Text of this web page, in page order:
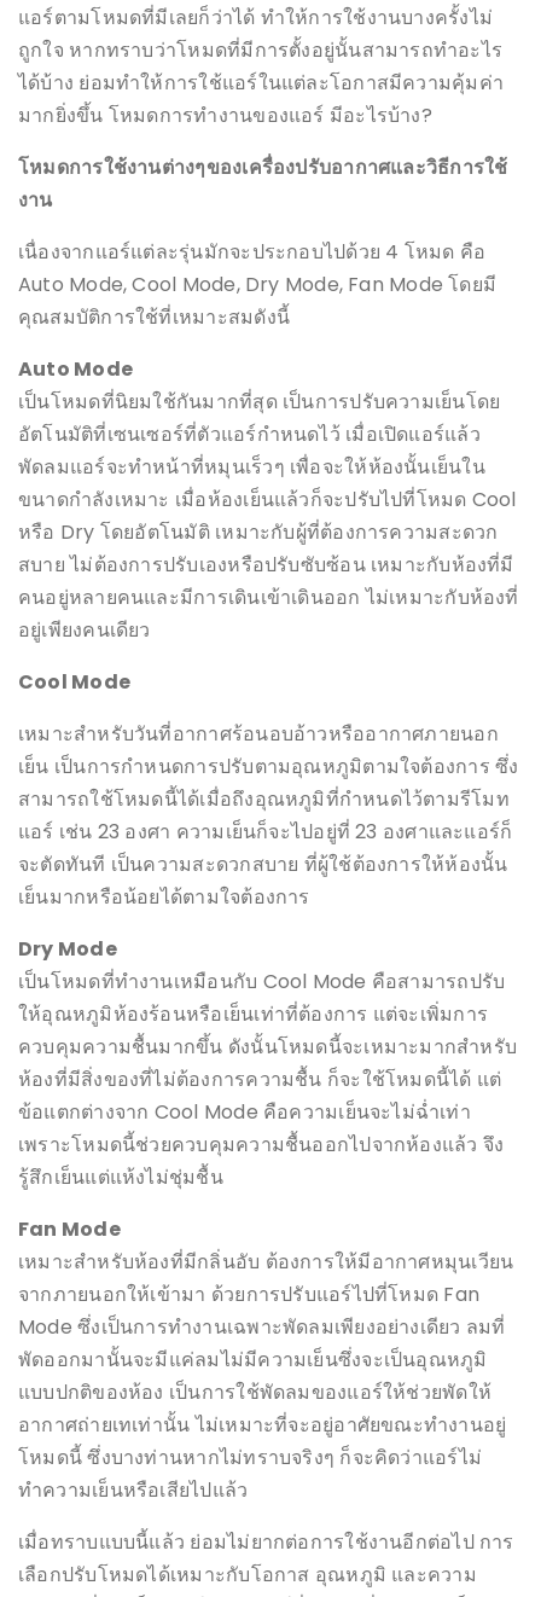
แอร์ตามโหมดที่มีเลยก็ว่าได้ ทำให้การใช้งานบางครั้งไม่
ถูกใจ หากทราบว่าโหมดที่มีการตั้งอยู่นั้นสามารถทำอะไร
ได้บ้าง ย่อมทำให้การใช้แอร์ในแต่ละโอกาสมีความคุ้มค่า
มากยิ่งขึ้น โหมดการทำงานของแอร์ มีอะไรบ้าง?
โหมดการใช้งานต่างๆของเครื่องปรับอากาศและวิธีการใช้
งาน
เนื่องจากแอร์แต่ละรุ่นมักจะประกอบไปด้วย 4 โหมด คือ
Auto Mode, Cool Mode, Dry Mode, Fan Mode โดยมี
คุณสมบัติการใช้ที่เหมาะสมดังนี้
Auto Mode
เป็นโหมดที่นิยมใช้กันมากที่สุด เป็นการปรับความเย็นโดย
อัตโนมัติที่เซนเซอร์ที่ตัวแอร์กำหนดไว้ เมื่อเปิดแอร์แล้ว
พัดลมแอร์จะทำหน้าที่หมุนเร็วๆ เพื่อจะให้ห้องนั้นเย็นใน
ขนาดกำลังเหมาะ เมื่อห้องเย็นแล้วก็จะปรับไปที่โหมด Cool
หรือ Dry โดยอัตโนมัติ เหมาะกับผู้ที่ต้องการความสะดวก
สบาย ไม่ต้องการปรับเองหรือปรับซับซ้อน เหมาะกับห้องที่มี
คนอยู่หลายคนและมีการเดินเข้าเดินออก ไม่เหมาะกับห้องที่
อยู่เพียงคนเดียว
Cool Mode
เหมาะสำหรับวันที่อากาศร้อนอบอ้าวหรืออากาศภายนอก
เย็น เป็นการกำหนดการปรับตามอุณหภูมิตามใจต้องการ ซึ่ง
สามารถใช้โหมดนี้ได้เมื่อถึงอุณหภูมิที่กำหนดไว้ตามรีโมท
แอร์ เช่น 23 องศา ความเย็นก็จะไปอยู่ที่ 23 องศาและแอร์ก็
จะตัดทันที เป็นความสะดวกสบาย ที่ผู้ใช้ต้องการให้ห้องนั้น
เย็นมากหรือน้อยได้ตามใจต้องการ
Dry Mode
เป็นโหมดที่ทำงานเหมือนกับ Cool Mode คือสามารถปรับ
ให้อุณหภูมิห้องร้อนหรือเย็นเท่าที่ต้องการ แต่จะเพิ่มการ
ควบคุมความชื้นมากขึ้น ดังนั้นโหมดนี้จะเหมาะมากสำหรับ
ห้องที่มีสิ่งของที่ไม่ต้องการความชื้น ก็จะใช้โหมดนี้ได้ แต่
ข้อแตกต่างจาก Cool Mode คือความเย็นจะไม่ฉ่ำเท่า
เพราะโหมดนี้ช่วยควบคุมความชื้นออกไปจากห้องแล้ว จึง
รู้สึกเย็นแต่แห้งไม่ชุ่มชื้น
Fan Mode
เหมาะสำหรับห้องที่มีกลิ่นอับ ต้องการให้มีอากาศหมุนเวียน
จากภายนอกให้เข้ามา ด้วยการปรับแอร์ไปที่โหมด Fan
Mode ซึ่งเป็นการทำงานเฉพาะพัดลมเพียงอย่างเดียว ลมที่
พัดออกมานั้นจะมีแค่ลมไม่มีความเย็นซึ่งจะเป็นอุณหภูมิ
แบบปกติของห้อง เป็นการใช้พัดลมของแอร์ให้ช่วยพัดให้
อากาศถ่ายเทเท่านั้น ไม่เหมาะที่จะอยู่อาศัยขณะทำงานอยู่
โหมดนี้ ซึ่งบางท่านหากไม่ทราบจริงๆ ก็จะคิดว่าแอร์ไม่
ทำความเย็นหรือเสียไปแล้ว
เมื่อทราบแบบนี้แล้ว ย่อมไม่ยากต่อการใช้งานอีกต่อไป การ
เลือกปรับโหมดได้เหมาะกับโอกาส อุณหภูมิ และความ